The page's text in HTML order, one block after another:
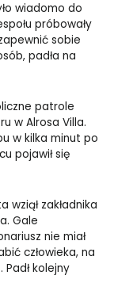
wiadomo do
próbowały
sobie
padła na
patrole
w Alrosa Villa.
w kilka minut po
pojawił się
wziął zakładnika
Gale
nie miał
człowieka, na
kolejny